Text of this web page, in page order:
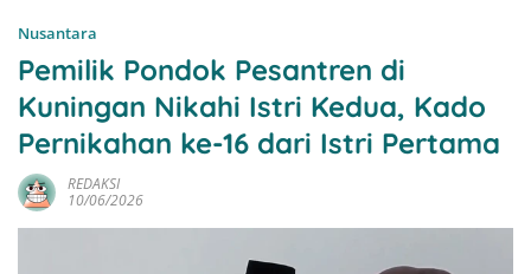
Nusantara
Pemilik Pondok Pesantren di
Kuningan Nikahi Istri Kedua, Kado
Pernikahan ke-16 dari Istri Pertama
REDAKSI
10/06/2026